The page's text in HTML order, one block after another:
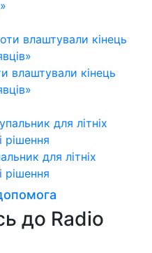
влаштували кінець
для літніх
рішення
до Radio